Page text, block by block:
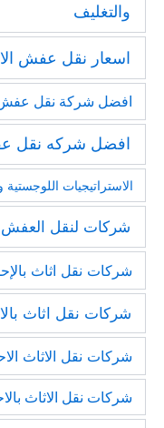
والتغليف
اسعار نقل عفش
افضل شركة نقل عفش
افضل شركه نقل
الاستراتيجيات اللوجستية
شركات لنقل العفش
شركات نقل اثاث
شركات نقل اثاث
شركات نقل الاثاث
شركات نقل الاثاث